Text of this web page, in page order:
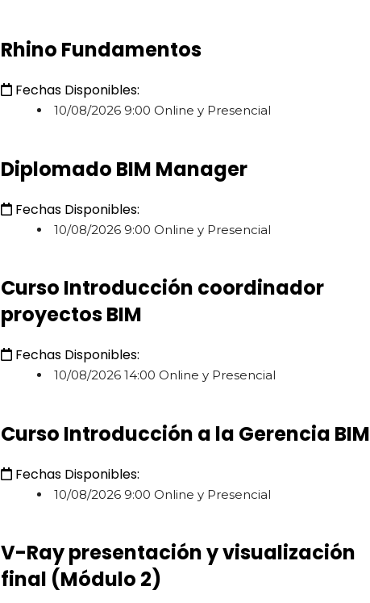
Rhino Fundamentos
Fechas Disponibles:
10/08/2026 9:00 Online y Presencial
Diplomado BIM Manager
Fechas Disponibles:
10/08/2026 9:00 Online y Presencial
Curso Introducción coordinador
proyectos BIM
Fechas Disponibles:
10/08/2026 14:00 Online y Presencial
Curso Introducción a la Gerencia BIM
Fechas Disponibles:
10/08/2026 9:00 Online y Presencial
V-Ray presentación y visualización
final (Módulo 2)